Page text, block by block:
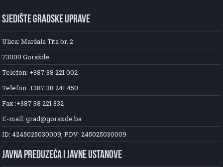
SJEDIŠTE GRADSKE UPRAVE
Ulica: Maršala Tita br. 2
73000 Goražde
Telefon: +387 38 221 002
Telefon: +387 38 241 450
Fax :+387 38 221 332
E-mail: grad@gorazde.ba
ID: 4245025030009, PDV: 245025030009
JAVNA PREDUZEĆA I JAVNE USTANOVE